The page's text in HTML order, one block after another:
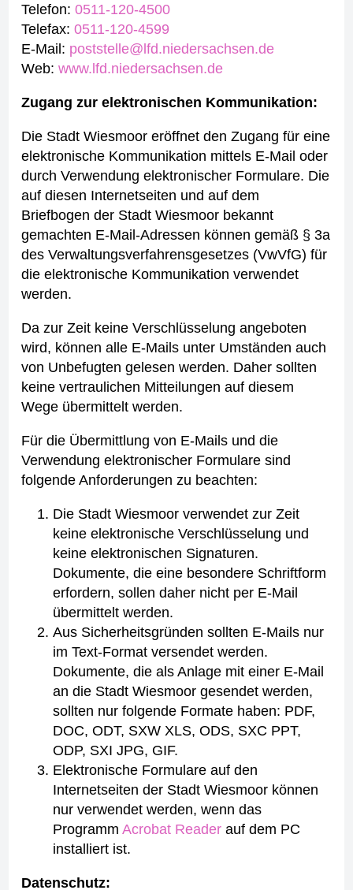
Telefon:0511-120-4500
Telefax:0511-120-4599
E-Mail: poststelle@lfd.niedersachsen.de
Web:www.lfd.niedersachsen.de
Zugang zur elektronischen Kommunikation:
Die Stadt Wiesmoor eröffnet den Zugang für eine
elektronische Kommunikation mittels E-Mail oder
durch Verwendung elektronischer Formulare. Die
auf diesen Internetseiten und auf dem
Briefbogen der Stadt Wiesmoor bekannt
gemachten E-Mail-Adressen können gemäß § 3a
des Verwaltungsverfahrensgesetzes (VwVfG) für
die elektronische Kommunikation verwendet
werden.
Da zur Zeit keine Verschlüsselung angeboten
wird, können alle E-Mails unter Umständen auch
von Unbefugten gelesen werden. Daher sollten
keine vertraulichen Mitteilungen auf diesem
Wege übermittelt werden.
Für die Übermittlung von E-Mails und die
Verwendung elektronischer Formulare sind
folgende Anforderungen zu beachten:
Die Stadt Wiesmoor verwendet zur Zeit
keine elektronische Verschlüsselung und
keine elektronischen Signaturen.
Dokumente, die eine besondere Schriftform
erfordern, sollen daher nicht per E-Mail
übermittelt werden.
Aus Sicherheitsgründen sollten E-Mails nur
im Text-Format versendet werden.
Dokumente, die als Anlage mit einer E-Mail
an die Stadt Wiesmoor gesendet werden,
sollten nur folgende Formate haben: PDF,
DOC, ODT, SXW XLS, ODS, SXC PPT,
ODP, SXI JPG, GIF.
Elektronische Formulare auf den
Internetseiten der Stadt Wiesmoor können
nur verwendet werden, wenn das
ProgrammAcrobat Reader auf dem PC
installiert ist.
Datenschutz: